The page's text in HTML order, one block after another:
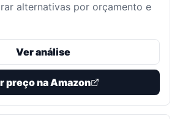
alternativas por orçamento e
Ver análise
preço na Amazon